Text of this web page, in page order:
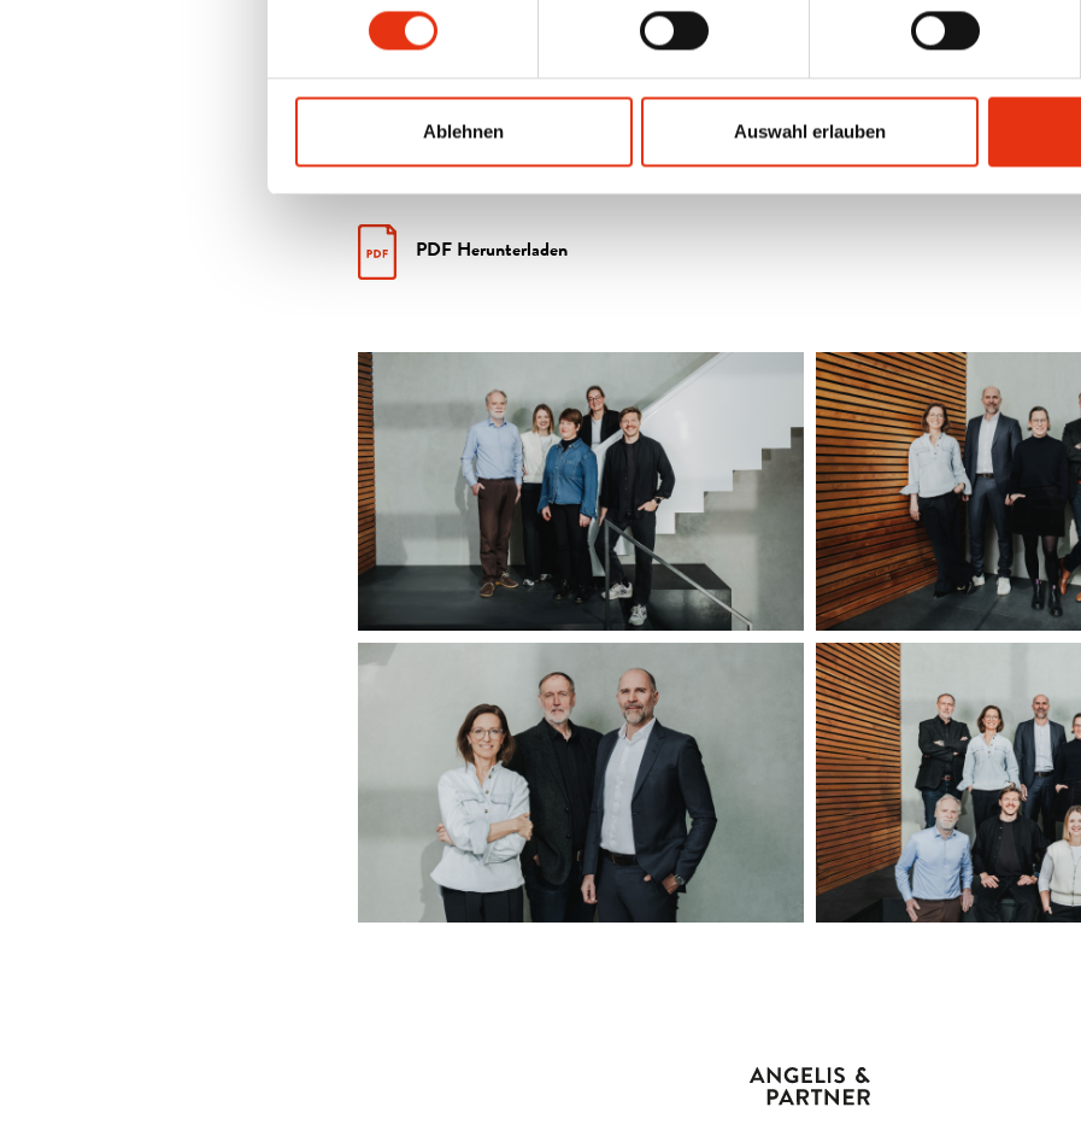
Ablehnen Auswahl erlauben
PDF Herunterladen